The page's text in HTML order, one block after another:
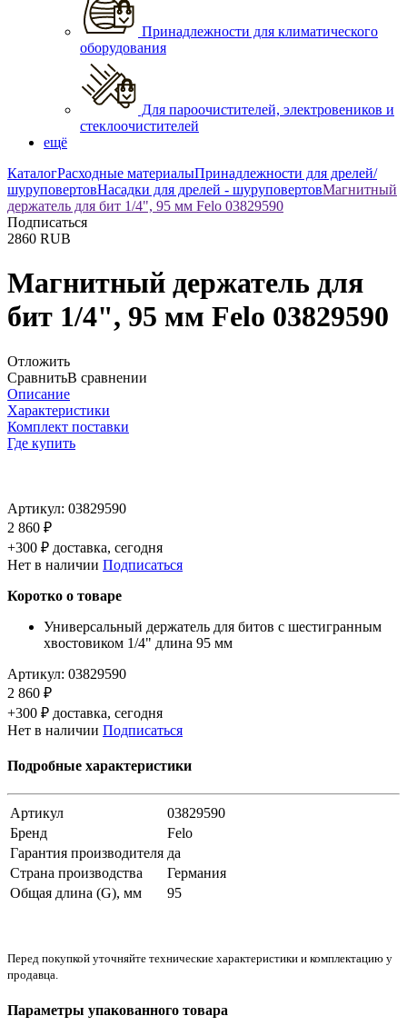
Принадлежности для климатического
оборудования
Для пароочистителей, электровеников и
стеклоочистителей
ещё
КаталогРасходные материалыПринадлежности для дрелей/
шуруповертовНасадки для дрелей - шуруповертовМагнитный
держатель для бит 1/4", 95 мм Felo 03829590
Подписаться
2860 RUB
Магнитный держатель для
бит 1/4", 95 мм Felo 03829590
Отложить
СравнитьВ сравнении
Описание
Характеристики
Комплект поставки
Где купить
Артикул: 03829590
2 860 ₽
+300 ₽ доставка, сегодня
Нет в наличии Подписаться
Коротко о товаре
Универсальный держатель для битов с шестигранным
хвостовиком 1/4" длина 95 мм
Артикул: 03829590
2 860 ₽
+300 ₽ доставка, сегодня
Нет в наличии Подписаться
Подробные характеристики
Артикул
03829590
Бренд
Felo
Гарантия производителя да
Страна производства
Германия
Общая длина (G), мм
95
Перед покупкой уточняйте технические характеристики и комплектацию у
продавца.
Параметры упакованного товара